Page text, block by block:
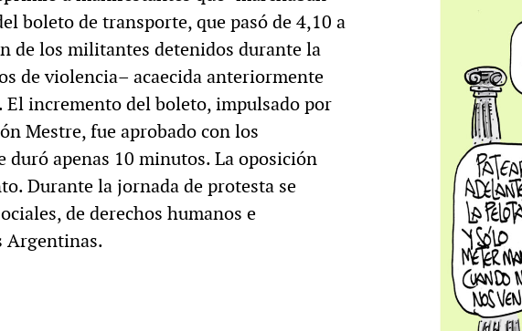
boleto de transporte, que pasó de 4,10 a
de los militantes detenidos durante la
de violencia– acaecida anteriormente
incremento del boleto, impulsado por
Mestre, fue aprobado con los
duró apenas 10 minutos. La oposición
Durante la jornada de protesta se
de derechos humanos e
Argentinas.